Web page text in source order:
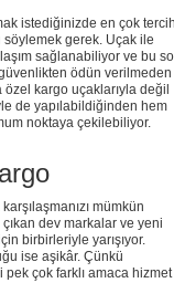
istediğinizde en çok
söylemek gerek. Uçak ile
sağlanabiliyor ve bu
ödün verilmeden
kargo uçaklarıyla değil
de yapılabildiğinden hem
noktaya çekilebiliyor.
mümkün
dev markalar ve yeni
birbirleriyle yarışıyor.
ise aşikâr. Çünkü
pek çok farklı amaca hizmet